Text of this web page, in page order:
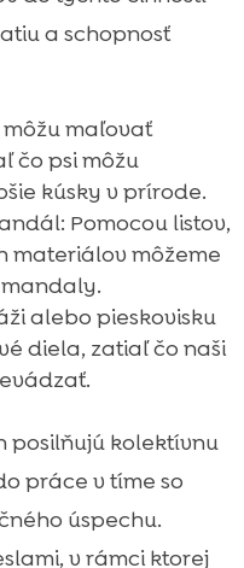
a schopnosť
maľovať
čo psi môžu
kúsky v prírode.
Pomocou listov,
materiálov môžeme
alebo pieskovisku
diela, zatiaľ čo naši
posilňujú kolektívnu
práce v tíme so
úspechu.
v rámci ktorej